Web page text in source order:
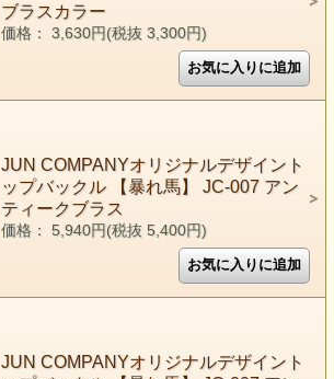
ブラスカラー
価格： 3,630円(税抜 3,300円)
JUN COMPANYオリジナルデザイント
ップバックル 【暴れ馬】 JC-007 アン
ティークブラス
価格： 5,940円(税抜 5,400円)
JUN COMPANYオリジナルデザイント